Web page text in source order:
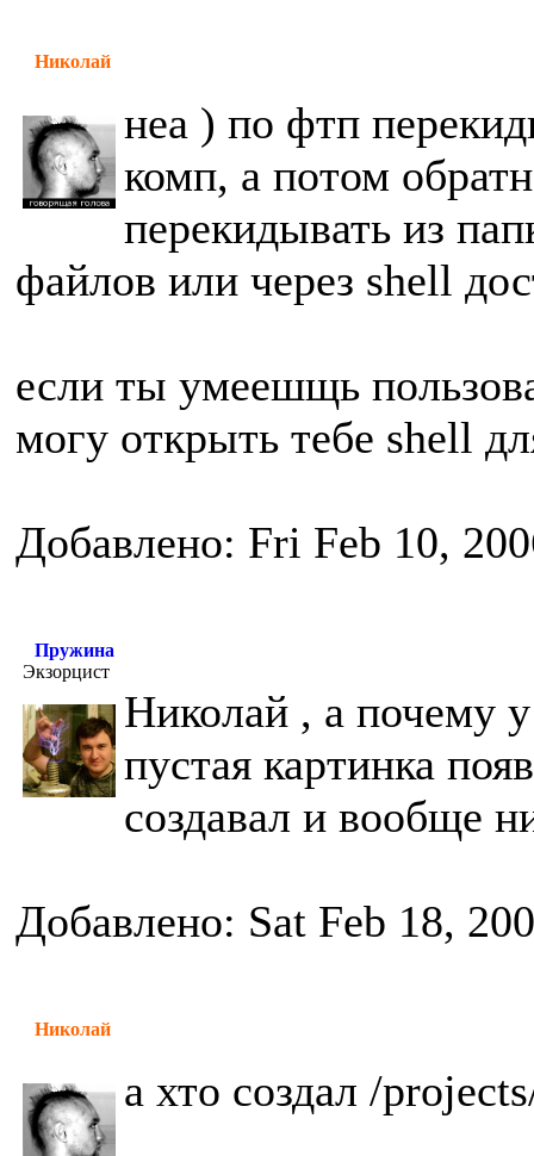
Николай
неа ) по фтп
комп, а потом
перекидывать из
файлов или через shell
если ты умеешщь
могу открыть тебе shell
Добавлено: Fri Feb 10,
Пружина
Экзорцист
Николай , а почему
пустая картинка
создавал и вообще
Добавлено: Sat Feb 18,
Николай
а хто создал /